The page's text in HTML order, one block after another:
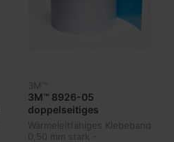
3M™
3M™ 8926-05
doppelseitiges
Klebeband thermisch
leitfähig
Wärmeleitfähiges Klebeband
0,50 mm stark -